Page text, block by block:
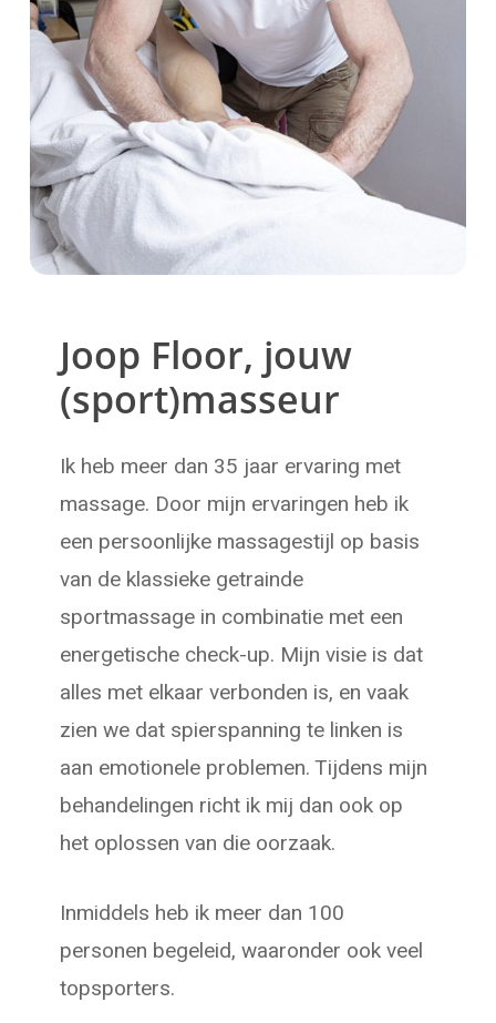
Joop Floor, jouw
(sport)masseur
Ik heb meer dan 35 jaar ervaring met
massage. Door mijn ervaringen heb ik
een persoonlijke massagestijl op basis
van de klassieke getrainde
sportmassage in combinatie met een
energetische check-up. Mijn visie is dat
alles met elkaar verbonden is, en vaak
zien we dat spierspanning te linken is
aan emotionele problemen. Tijdens mijn
behandelingen richt ik mij dan ook op
het oplossen van die oorzaak.
Inmiddels heb ik meer dan 100
personen begeleid, waaronder ook veel
topsporters.